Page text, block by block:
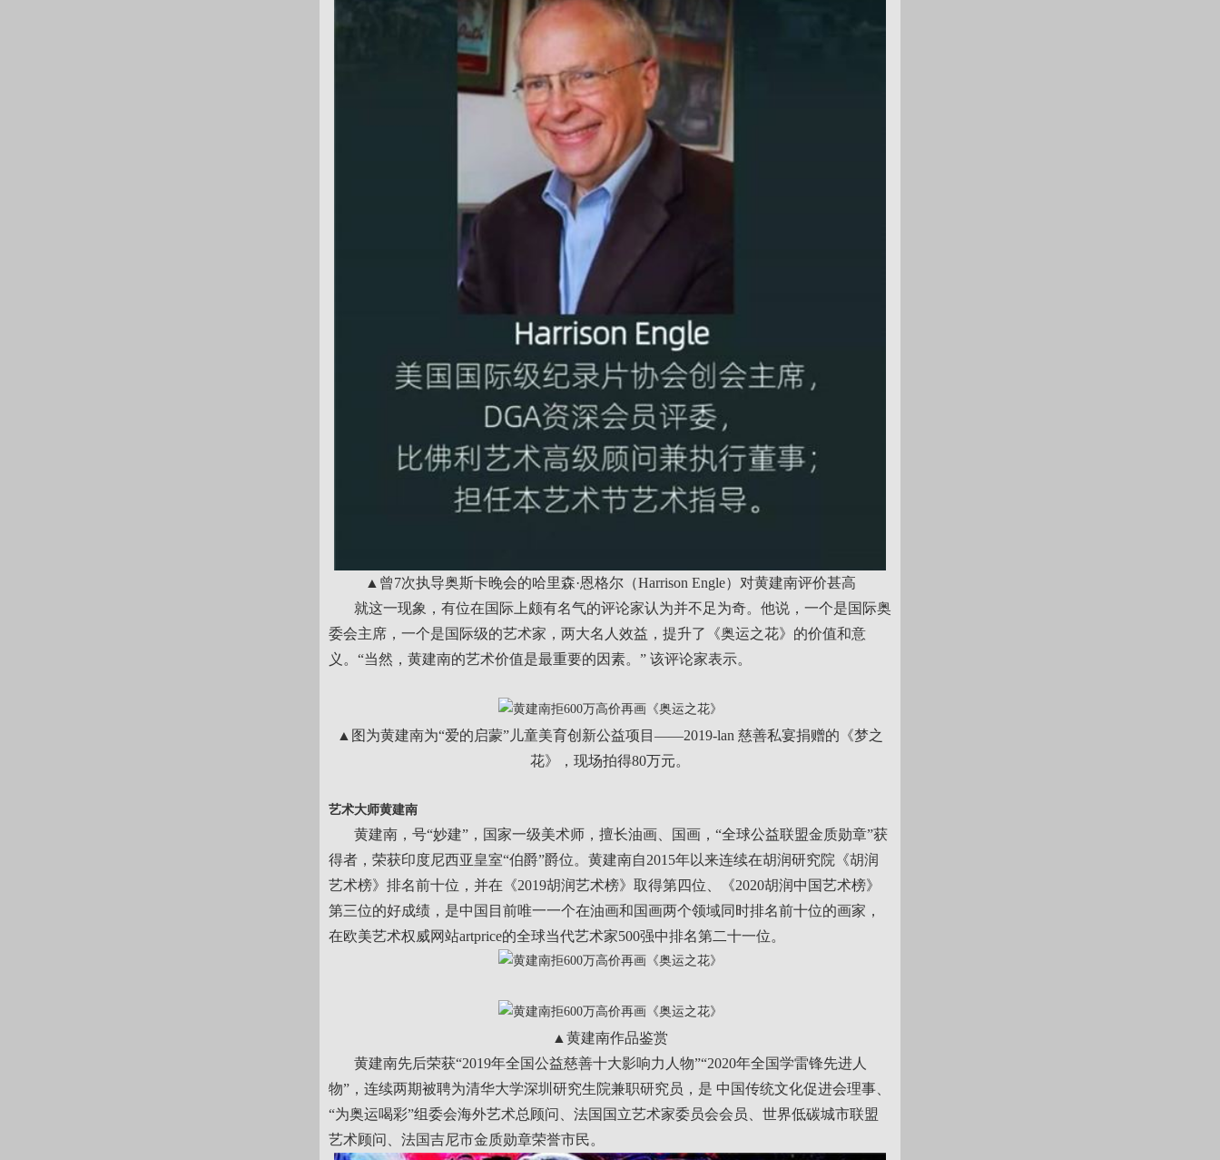
▲曾7次执导奥斯卡晚会的哈里森·恩格尔（Harrison Engle）对黄建南评价甚高
就这一现象，有位在国际上颇有名气的评论家认为并不足为奇。他说，一个是国际奥
委会主席，一个是国际级的艺术家，两大名人效益，提升了《奥运之花》的价值和意
义。“当然，黄建南的艺术价值是最重要的因素。” 该评论家表示。
▲图为黄建南为“爱的启蒙”儿童美育创新公益项目——2019-lan 慈善私宴捐赠的《梦之
花》，现场拍得80万元。
艺术大师黄建南
黄建南，号“妙建”，国家一级美术师，擅长油画、国画，“全球公益联盟金质勋章”获
得者，荣获印度尼西亚皇室“伯爵”爵位。黄建南自2015年以来连续在胡润研究院《胡润
艺术榜》排名前十位，并在《2019胡润艺术榜》取得第四位、《2020胡润中国艺术榜》
第三位的好成绩，是中国目前唯一一个在油画和国画两个领域同时排名前十位的画家，
在欧美艺术权威网站artprice的全球当代艺术家500强中排名第二十一位。
▲黄建南作品鉴赏
黄建南先后荣获“2019年全国公益慈善十大影响力人物”“2020年全国学雷锋先进人
物”，连续两期被聘为清华大学深圳研究生院兼职研究员，是 中国传统文化促进会理事、
“为奥运喝彩”组委会海外艺术总顾问、法国国立艺术家委员会会员、世界低碳城市联盟
艺术顾问、法国吉尼市金质勋章荣誉市民。